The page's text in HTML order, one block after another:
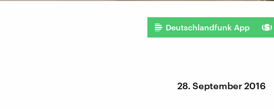
Deutschlandfunk App
28. September 2016